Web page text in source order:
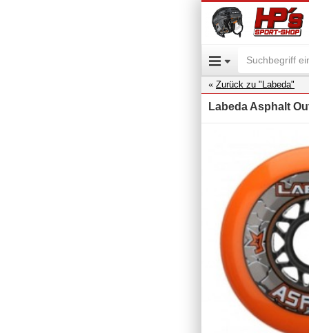
Zurück zu "Labeda"
Labeda Asphalt